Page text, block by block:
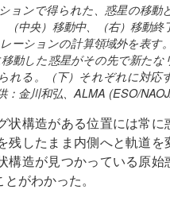
ョンで得られた、惑星の移
（中央）移動中、（右）移動
ーションの計算領域外を表
動した惑星がその先で新たな
れる。（下）それぞれに対
金川和弘、ALMA (ESO/
状構造がある位置には常
残したまま内側へと軌道
構造が見つかっている原
がわかった。